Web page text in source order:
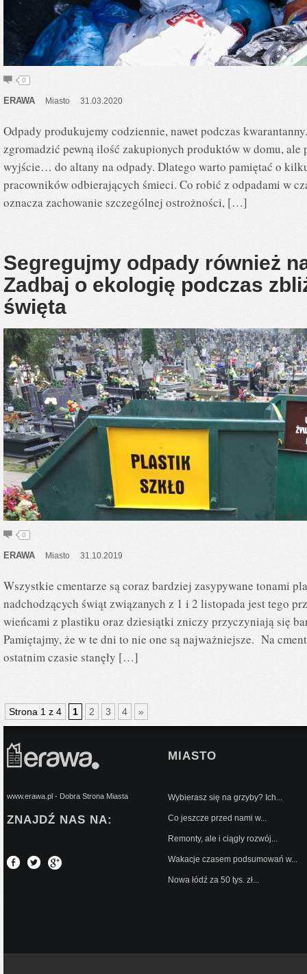
0
ERAWA Miasto 31.03.2020
Odpady produkujemy codziennie, nawet podczas
zgromadzić pewną ilość zakupionych produktów w domu, ale
wyjście… do altany na odpady. Dlatego warto pamiętać o
pracowników odbierających śmieci. Co robić z odpadami w
oznacza zachowanie szczególnej ostrożności, […]
Segregujmy odpady również
Zadbaj o ekologię podczas
święta
0
ERAWA Miasto 31.10.2019
Wszystkie cmentarze są coraz bardziej zasypywane tonami
nadchodzących świąt związanych z 1 i 2 listopada jest tego
wieńcami z plastiku oraz dziesiątki zniczy przyczyniają się
Pamiętajmy, że w te dni to nie one są najważniejsze. Na
ostatnim czasie stanęły […]
Strona 1 z 4 1 2 3 4 »
www.erawa.pl - Dobra Strona Miasta
ZNAJDŹ NAS NA:
MIASTO
Wybierasz się na grzyby? Ich...
Co jeszcze przed nami w...
Remonty, ale i ciągły rozwój...
Wakacje czasem podsumowań w...
Nowa łódź za 50 tys. zł...